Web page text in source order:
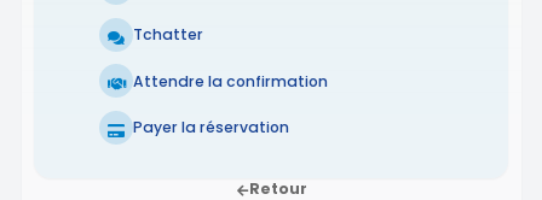
Tchatter
Attendre la confirmation
Payer la réservation
Retour